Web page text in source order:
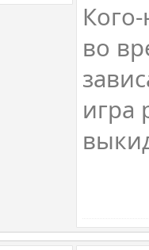
во
игра